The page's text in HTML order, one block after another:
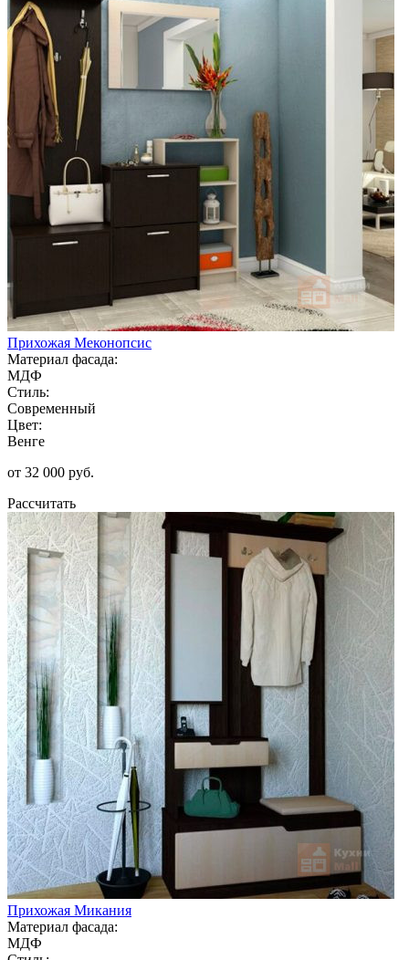
Прихожая Меконопсис
Материал фасада:
МДФ
Стиль:
Современный
Цвет:
Венге
от 32 000 руб.
Рассчитать
Прихожая Микания
Материал фасада:
МДФ